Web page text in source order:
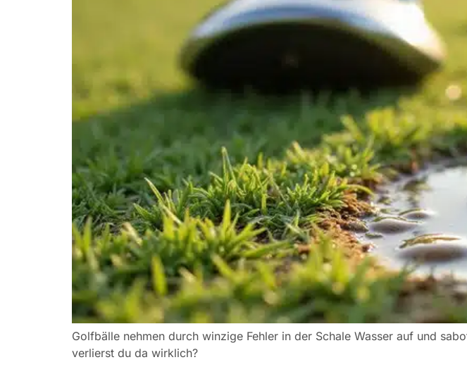
Golfbälle nehmen durch winzige Fehler in der Schale Wasser auf und
verlierst du da wirklich?